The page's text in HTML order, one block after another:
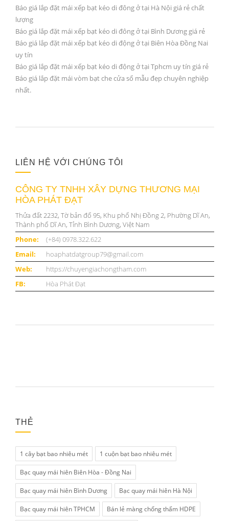
Báo giá lắp đặt mái xếp bạt kéo di đông ở tại Hà Nội giá rẻ chất
lượng
Báo giá lắp đặt mái xếp bạt kéo di đông ở tại Bình Dương giá rẻ
Báo giá lắp đặt mái xếp bạt kéo di động ở tại Biên Hòa Đồng Nai
uy tín
Báo giá lắp đặt mái xếp bạt kéo di động ở tại Tphcm uy tín giá rẻ
Báo giá lắp đặt mái vòm bạt che cửa sổ mẫu đẹp chuyên nghiệp
nhất.
LIÊN HỆ VỚI CHÚNG TÔI
CÔNG TY TNHH XÂY DỰNG THƯƠNG MẠI
HÒA PHÁT ĐẠT
Thửa đất 2232, Tờ bản đố 95, Khu phố Nhị Đồng 2, Phường Dĩ An,
Thành phố Dĩ An, Tỉnh Bình Dương, Việt Nam
Phone:
(+84) 0978.322.622
Email:
hoaphatdatgroup79@gmail.com
Web:
https://chuyengiachongtham.com
FB:
Hòa Phát Đạt
THẺ
1 cây bạt bao nhiêu mét 1 cuộn bạt bao nhiêu mét
Bạc quay mái hiên Biên Hòa - Đồng Nai
Bạc quay mái hiên Bình Dương Bạc quay mái hiên Hà Nội
Bạc quay mái hiên TPHCM Bán lẻ màng chống thấm HDPE